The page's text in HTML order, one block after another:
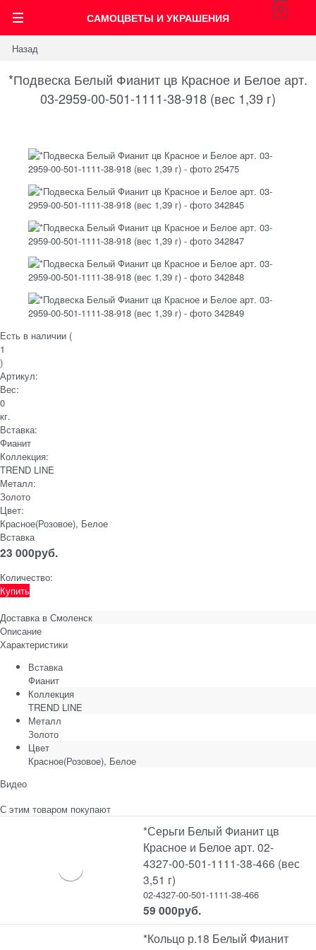
САМОЦВЕТЫ И УКРАШЕНИЯ
0
Назад
*Подвеска Белый Фианит цв Красное и Белое арт.
03-2959-00-501-1111-38-918 (вес 1,39 г)
Есть в наличии (
1
)
Артикул:
Вес:
0
кг.
Вставка:
Фианит
Коллекция:
TREND LINE
Металл:
Золото
Цвет:
Красное(Розовое), Белое
Вставка
23 000руб.
Количество:
Купить
Доставка в Смоленск
Описание
Характеристики
Вставка
Фианит
Коллекция
TREND LINE
Металл
Золото
Цвет
Красное(Розовое), Белое
Видео
С этим товаром покупают
*Серьги Белый Фианит цв
Красное и Белое арт. 02-
4327-00-501-1111-38-466 (вес
3,51 г)
02-4327-00-501-1111-38-466
59 000руб.
*Кольцо р.18 Белый Фианит